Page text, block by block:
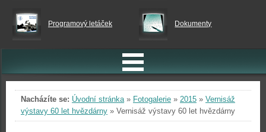
Programový letáček Dokumenty
Nacházíte se: Úvodní stránka» Fotogalerie » 2015 » Vernisáž
výstavy 60 let hvězdárny » Vernisáž výstavy 60 let hvězdárny